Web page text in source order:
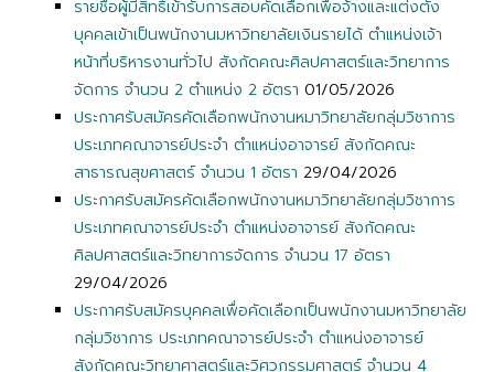
รายชื่อผู้มีสิทธิ์เข้ารับการสอบคัดเลือกเพื่อจ้างและแต่งตั้ง
บุคคลเข้าเป็นพนักงานมหาวิทยาลัยเงินรายได้ ตำแหน่งเจ้า
หน้าที่บริหารงานทั่วไป สังกัดคณะศิลปศาสตร์และวิทยาการ
จัดการ จำนวน 2 ตำแหน่ง 2 อัตรา 01/05/2026
ประกาศรับสมัครคัดเลือกพนักงานหมาวิทยาลัยกลุ่มวิชาการ
ประเภทคณาจารย์ประจำ ตำแหน่งอาจารย์ สังกัดคณะ
สาธารณสุขศาสตร์ จำนวน 1 อัตรา 29/04/2026
ประกาศรับสมัครคัดเลือกพนักงานหมาวิทยาลัยกลุ่มวิชาการ
ประเภทคณาจารย์ประจำ ตำแหน่งอาจารย์ สังกัดคณะ
ศิลปศาสตร์และวิทยาการจัดการ จำนวน 17 อัตรา
29/04/2026
ประกาศรับสมัครบุคคลเพื่อคัดเลือกเป็นพนักงานมหาวิทยาลัย
กลุ่มวิชาการ ประเภทคณาจารย์ประจำ ตำแหน่งอาจารย์
สังกัดคณะวิทยาศาสตร์และวิศวกรรมศาสตร์ จำนวน 4